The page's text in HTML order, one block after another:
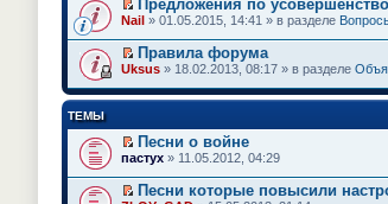
П
р
е
й
т
и
п
е
р
о
м
Предложения по
Nail » 01.05.2015, 14:41 » в разделе
П
р
т
и
к
п
е
Правила форума
Uksus » 18.02.2013, 08:17 » в разделе
ТЕМЫ
П
р
е
Песни о войне
пастух » 11.05.2012, 04:29
Песни которые повысили